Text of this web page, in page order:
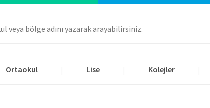
Ortaokul Lise Kolejler